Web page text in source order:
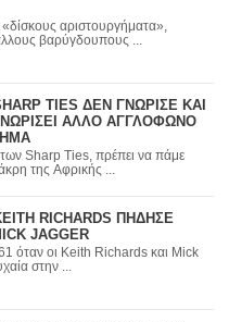
αριστουργήματα»,
βαρύγδουπους ...
TIES ΔΕΝ ΓΝΩΡΙΣΕ ΚΑΙ
ΑΛΛΟ ΑΓΓΛΟΦΩΝΟ
πάμε
της Αφρικής ...
RICHARDS ΠΗΔΗΣΕ
JAGGER
και Mick
στην ...